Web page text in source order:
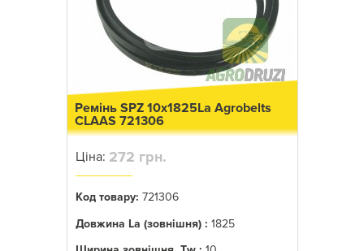
Ремінь SPZ 10x1825La Agrobelts
CLAAS 721306
Ціна: 272 грн.
Код товару: 721306
Довжина La (зовнішня) : 1825